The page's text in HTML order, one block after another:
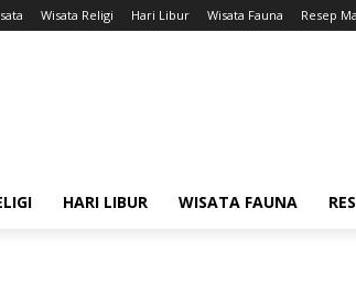
Wisata Religi Hari Libur Wisata Fauna Resep
HARI LIBUR WISATA FAUNA